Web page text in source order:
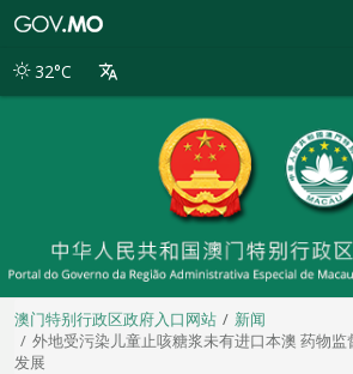
别
32°C
澳门特别行政区政府入口网站
新闻
外地受污染儿童止咳糖浆未有进口本澳 药物
发展